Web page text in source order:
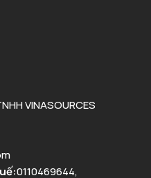
VINASOURCES
:0110469644,